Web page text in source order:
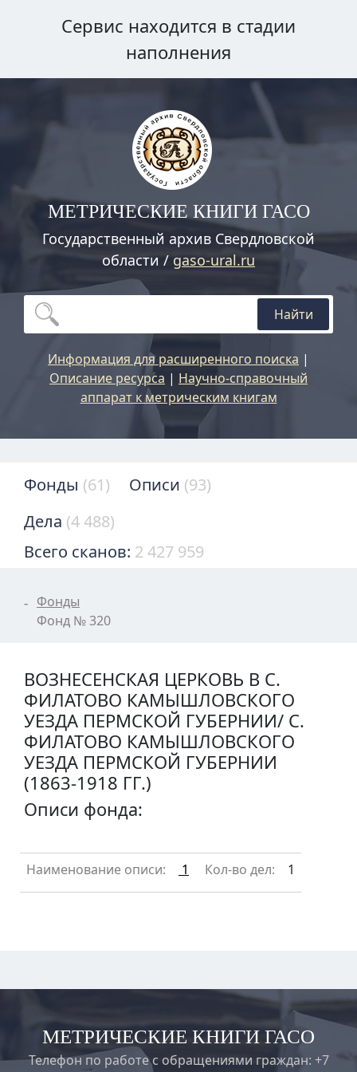
Сервис находится в стадии
наполнения
МЕТРИЧЕСКИЕ КНИГИ ГАСО
Государственный архив Свердловской
области / gaso-ural.ru
Найти
Информация для расширенного поиска |
Описание ресурса | Научно-справочный
аппарат к метрическим книгам
Фонды (61) Описи (93)
Дела (4 488)
Всего сканов: 2 427 959
Фонды
Фонд № 320
ВОЗНЕСЕНСКАЯ ЦЕРКОВЬ В С.
ФИЛАТОВО КАМЫШЛОВСКОГО
УЕЗДА ПЕРМСКОЙ ГУБЕРНИИ/ С.
ФИЛАТОВО КАМЫШЛОВСКОГО
УЕЗДА ПЕРМСКОЙ ГУБЕРНИИ
(1863-1918 ГГ.)
Описи фонда:
Наименование описи: 1 Кол-во дел: 1
МЕТРИЧЕСКИЕ КНИГИ ГАСО
Телефон по работе с обращениями граждан: +7